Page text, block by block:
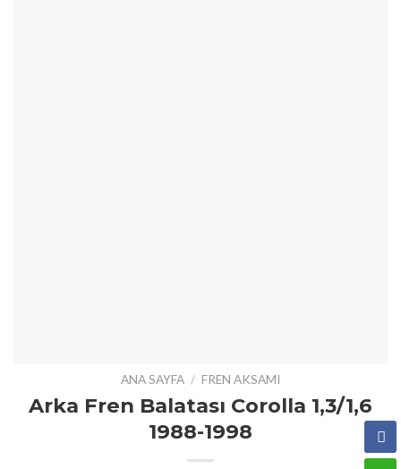
ANA SAYFA / FREN AKSAMI
Arka Fren Balatası Corolla 1,3/1,6
1988-1998